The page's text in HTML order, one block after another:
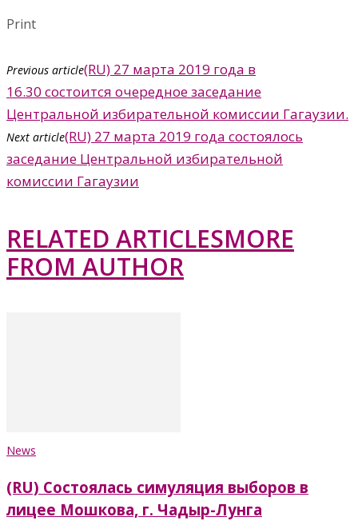
Print
Previous article(RU) 27 марта 2019 года в
16.30 состоится очередное заседание
Центральной избирательной комиссии Гагаузии.
Next article(RU) 27 марта 2019 года состоялось
заседание Центральной избирательной
комиссии Гагаузии
RELATED ARTICLESMORE
FROM AUTHOR
News
(RU) Состоялась симуляция выборов в
лицее Мошкова, г. Чадыр-Лунга